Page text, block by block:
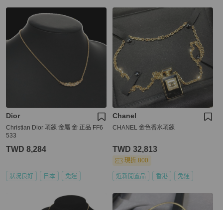
Dior
Christian Dior 項鍊 金屬 金 正品 FF6
533
TWD 8,284
狀況良好 日本 免運
Chanel
CHANEL 金色香水項鍊
TWD 32,813
現折 800
近新閒置品 香港 免運